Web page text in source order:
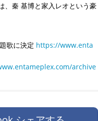
、秦 基博と家入レオという豪
歌に決定 https://www.enta
archive